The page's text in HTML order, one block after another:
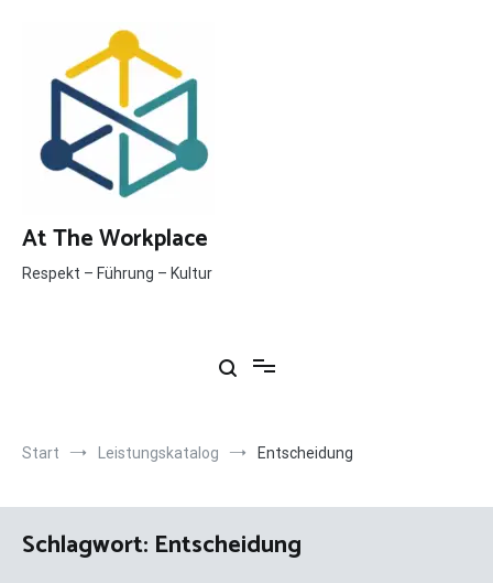
At The Workplace
Respekt – Führung – Kultur
Start Leistungskatalog Entscheidung
Schlagwort: Entscheidung